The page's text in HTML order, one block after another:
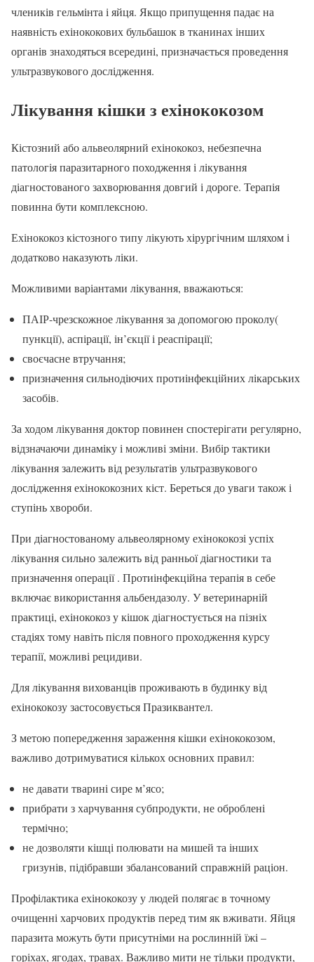
члеників гельмінта і яйця. Якщо припущення падає на
наявність ехінококових бульбашок в тканинах інших
органів знаходяться всередині, призначається проведення
ультразвукового дослідження.
Лікування кішки з ехінококозом
Кістозний або альвеолярний ехінококоз, небезпечна
патологія паразитарного походження і лікування
діагностованого захворювання довгий і дороге. Терапія
повинна бути комплексною.
Ехінококоз кістозного типу лікують хірургічним шляхом і
додатково наказують ліки.
Можливими варіантами лікування, вважаються:
ПАІР-чрезскожное лікування за допомогою проколу(
пункції), аспірації, ін’єкції і реаспірації;
своєчасне втручання;
призначення сильнодіючих протиінфекційних лікарських
засобів.
За ходом лікування доктор повинен спостерігати регулярно,
відзначаючи динаміку і можливі зміни. Вибір тактики
лікування залежить від результатів ультразвукового
дослідження ехінококозних кіст. Береться до уваги також і
ступінь хвороби.
При діагностованому альвеолярному ехінококозі успіх
лікування сильно залежить від ранньої діагностики та
призначення операції . Протиінфекційна терапія в себе
включає використання альбендазолу. У ветеринарній
практиці, ехінококоз у кішок діагностується на пізніх
стадіях тому навіть після повного проходження курсу
терапії, можливі рецидиви.
Для лікування вихованців проживають в будинку від
ехінококозу застосовується Празиквантел.
З метою попередження зараження кішки ехінококозом,
важливо дотримуватися кількох основних правил:
не давати тварині сире м’ясо;
прибрати з харчування субпродукти, не оброблені
термічно;
не дозволяти кішці полювати на мишей та інших
гризунів, підібравши збалансований справжній раціон.
Профілактика ехінококозу у людей полягає в точному
очищенні харчових продуктів перед тим як вживати. Яйця
паразита можуть бути присутніми на рослинній їжі –
горіхах, ягодах, травах. Важливо мити не тільки продукти,